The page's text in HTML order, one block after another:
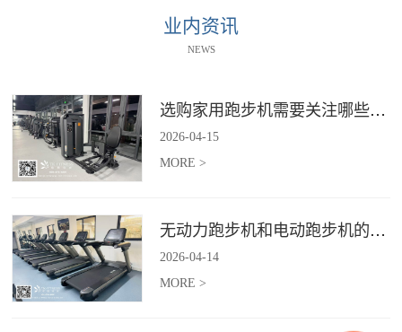
业内资讯
NEWS
选购家用跑步机需要关注哪些核心参数？
2026-04-15
MORE >
无动力跑步机和电动跑步机的区别是什么？
2026-04-14
MORE >